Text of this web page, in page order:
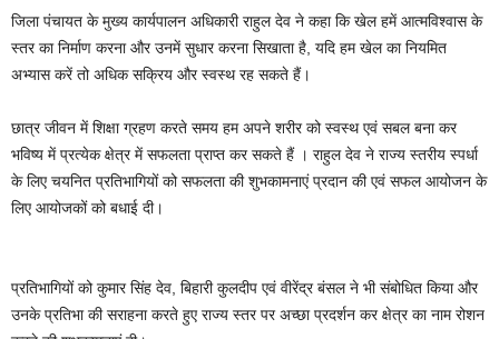
जिला पंचायत के मुख्य कार्यपालन अधिकारी राहुल देव ने कहा कि खेल हमें आत्मविश्वास के
स्तर का निर्माण करना और उनमें सुधार करना सिखाता है, यदि हम खेल का नियमित
अभ्यास करें तो अधिक सक्रिय और स्वस्थ रह सकते हैं।
छात्र जीवन में शिक्षा ग्रहण करते समय हम अपने शरीर को स्वस्थ एवं सबल बना कर
भविष्य में प्रत्येक क्षेत्र में सफलता प्राप्त कर सकते हैं । राहुल देव ने राज्य स्तरीय स्पर्धा
के लिए चयनित प्रतिभागियों को सफलता की शुभकामनाएं प्रदान की एवं सफल आयोजन के
लिए आयोजकों को बधाई दी।
प्रतिभागियों को कुमार सिंह देव, बिहारी कुलदीप एवं वीरेंद्र बंसल ने भी संबोधित किया और
उनके प्रतिभा की सराहना करते हुए राज्य स्तर पर अच्छा प्रदर्शन कर क्षेत्र का नाम रोशन